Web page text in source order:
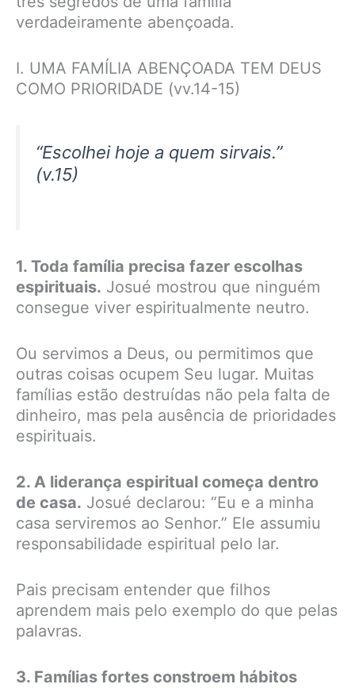
verdadeiramente abençoada.
I. UMA FAMÍLIA ABENÇOADA TEM DEUS
COMO PRIORIDADE (vv.14-15)
“Escolhei hoje a quem sirvais.”
(v.15)
1. Toda família precisa fazer escolhas
espirituais. Josué mostrou que ninguém
consegue viver espiritualmente neutro.
Ou servimos a Deus, ou permitimos que
outras coisas ocupem Seu lugar. Muitas
famílias estão destruídas não pela falta de
dinheiro, mas pela ausência de prioridades
espirituais.
2. A liderança espiritual começa dentro
de casa. Josué declarou: “Eu e a minha
casa serviremos ao Senhor.” Ele assumiu
responsabilidade espiritual pelo lar.
Pais precisam entender que filhos
aprendem mais pelo exemplo do que pelas
palavras.
3. Famílias fortes constroem hábitos